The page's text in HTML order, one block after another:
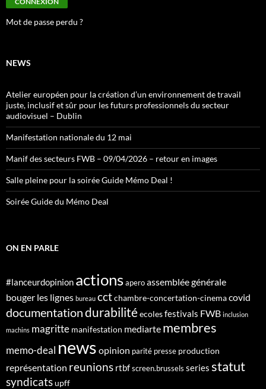
Mot de passe perdu ?
NEWS
Atelier européen pour la création d’un environnement de travail
juste, inclusif et sûr pour les futurs professionnels du secteur
audiovisuel – Dublin
Manifestation nationale du 12 mai
Manif des secteurs FWB – 09/04/2026 – retour en images
Salle pleine pour la soirée Guide Mémo Deal !
Soirée Guide du Mémo Deal
ON EN PARLE
#lanceurdopinion actions apero assemblée générale
bouger les lignes bureau cctchambre-concertation-cinemacovid
documentationdurabilitéecolesfestivals FWB inclusion
machins magritte manifestation mediarte membres
memo-deal news opinion parité presse production
représentation reunions rtbf screen.brussels series statut
syndicatsupff